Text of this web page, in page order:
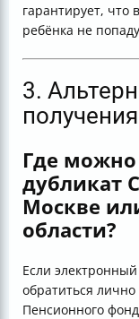
гарантирует,
ребёнка не
3.
Где
дубликат
Москве
области?
Если
обратиться
Пенсионного